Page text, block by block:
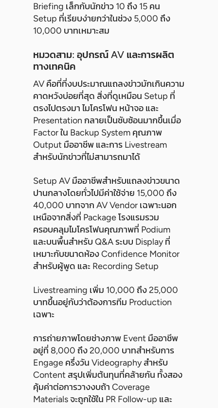
Briefing เล็กกับนักข่าว 10 ถึง 15 คน
Setup ที่เรียบง่ายกว่าในช่วง 5,000 ถึง
10,000 บาทเหมาะสม
หมวดสาม: อุปกรณ์ AV และการผลิต
ทางเทคนิค
AV คือที่ที่งบประมาณแถลงข่าวมักเกินความ
คาดหวังบ่อยที่สุด สิ่งที่ดูเหมือน Setup ที่
ตรงไปตรงมา ไมโครโฟน หน้าจอ และ
Presentation กลายเป็นซับซ้อนมากขึ้นเมื่อ
Factor ใน Backup System คุณภาพ
Output มืออาชีพ และการ Livestream
สำหรับนักข่าวที่ไม่สามารถมาได้
Setup AV มืออาชีพสำหรับแถลงข่าวขนาด
ปานกลางโดยทั่วไปมีค่าใช้จ่าย 15,000 ถึง
40,000 บาทจาก AV Vendor เฉพาะนอก
เหนือจากสิ่งที่ Package โรงแรมรวม
ครอบคลุมไมโครโฟนคุณภาพที่ Podium
และบนพื้นสำหรับ Q&A ระบบ Display ที่
เหมาะกับขนาดห้อง Confidence Monitor
สำหรับผู้พูด และ Recording Setup
Livestreaming เพิ่ม 10,000 ถึง 25,000
บาทขึ้นอยู่กับว่าต้องการทีม Production
เฉพาะ
การถ่ายภาพโดยช่างภาพ Event มืออาชีพ
อยู่ที่ 8,000 ถึง 20,000 บาทสำหรับการ
Engage ครึ่งวัน Videography สำหรับ
Content สรุปเพิ่มต้นทุนที่คล้ายกัน ทั้งสอง
คุ้มค่าต่อการวางงบถ้า Coverage
Materials จะถูกใช้ใน PR Follow-up และ